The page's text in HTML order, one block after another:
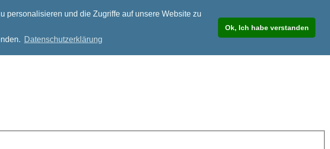
personalisieren und die Zugriffe auf unsere Website zu
Datenschutzerklärung
Ok, Ich habe verstanden